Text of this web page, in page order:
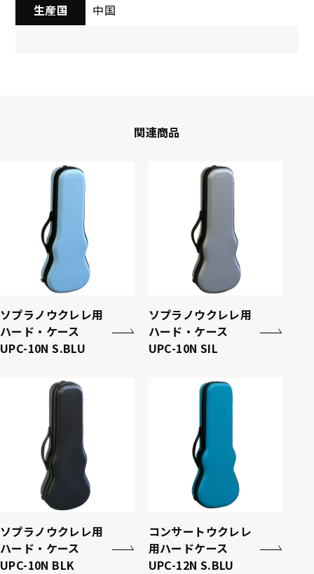
生産国 中国
関連商品
ソプラノウクレレ用
ハード・ケース
UPC-10N S.BLU
ソプラノウクレレ用
ハード・ケース
UPC-10N SIL
ソプラノウクレレ用
ハード・ケース
UPC-10N BLK
コンサートウクレレ
用ハードケース
UPC-12N S.BLU